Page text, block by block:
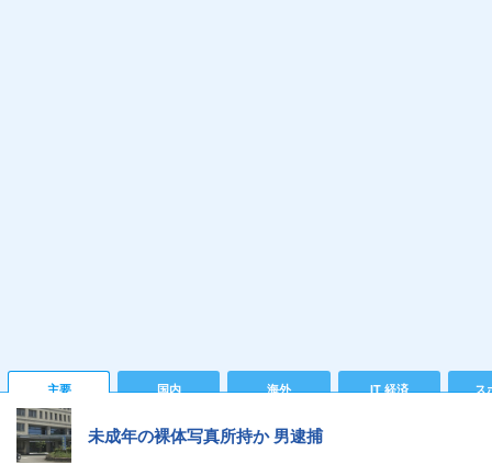
主要 国内 海外 IT 経済 ス
未成年の裸体写真所持か 男逮捕